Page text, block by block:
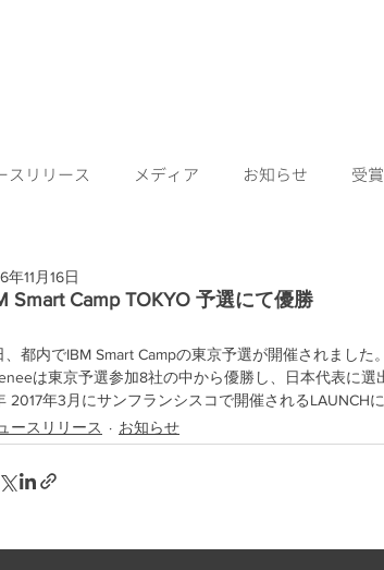
スリリース メディア お知らせ 受
年11月16日
Smart Camp TOKYO 予選にて優勝
、都内でIBM Smart Campの東京予選が開催されました。
は東京予選参加8社の中から優勝し、日本代表に選
2017年3月にサンフランシスコで開催されるLAUNCH
ースリリース
お知らせ